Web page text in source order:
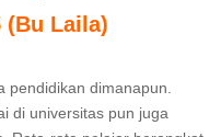
(Bu Laila)
pendidikan dimanapun.
di universitas pun juga